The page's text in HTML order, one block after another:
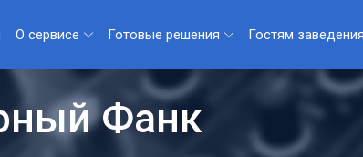
О сервисе Готовые решения Гостям заведения
Фанк